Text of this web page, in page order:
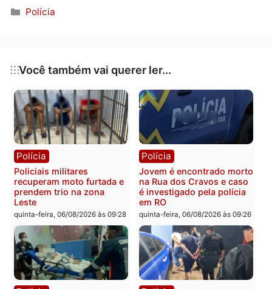
do Hospital Regional de Vilhena, onde permanecem
Categorias
Polícia
Você também vai querer ler...
Polícia Polícia